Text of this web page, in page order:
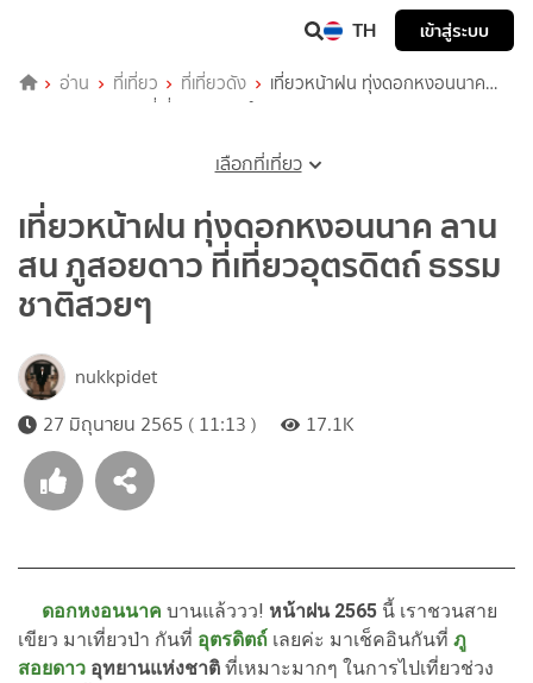
TH เข้าสู่ระบบ
อ่าน ที่เที่ยว ที่เที่ยวดัง
เที่ยวหน้าฝน ทุ่งดอกหงอนนาค
ลานสน ภูสอยดาว ที่เที่ยวอุตรดิตถ์ ธรรมชาติสวยๆ
เลือกที่เที่ยว
เที่ยวหน้าฝน ทุ่งดอกหงอนนาค ลาน
สน ภูสอยดาว ที่เที่ยวอุตรดิตถ์ ธรรม
ชาติสวยๆ
nukkpidet
27 มิถุนายน 2565 ( 11:13 )
17.1K
ดอกหงอนนาค บานแล้ววว! หน้าฝน 2565 นี้ เราชวนสาย
เขียว มาเที่ยวป่า กันที่ อุตรดิตถ์ เลยค่ะ มาเช็คอินกันที่ ภู
สอยดาว อุทยานแห่งชาติ ที่เหมาะมากๆ ในการไปเที่ยวช่วง